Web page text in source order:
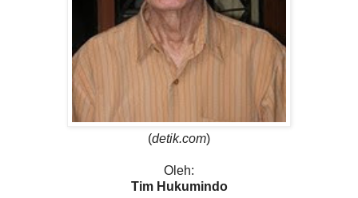
(detik.com)
Oleh:
Tim Hukumindo